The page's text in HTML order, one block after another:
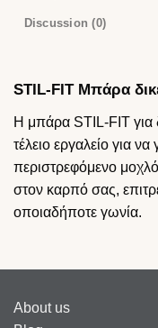
Discussion (0)
STIL-FIT Μπάρα
Η μπάρα STIL-FIT για
τέλειο εργαλείο για
περιστρεφόμενο
στον καρπό σας,
οποιαδήποτε γωνία.
About us